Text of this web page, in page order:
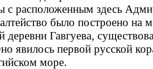
с расположенным здесь
было построено на
деревни Гавгуева,
явилось первой русской
море.